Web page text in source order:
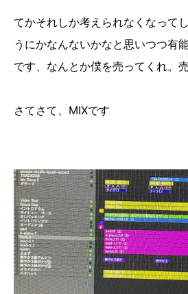
てかそれしか考えられなくなって
うにかなんないかなと思いつつ有
です、なんとか僕を売ってくれ。
さてさて、MIXです